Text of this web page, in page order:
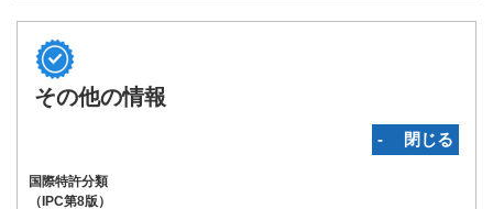
その他の情報
‐ 閉じる
国際特許分類
（IPC第8版）